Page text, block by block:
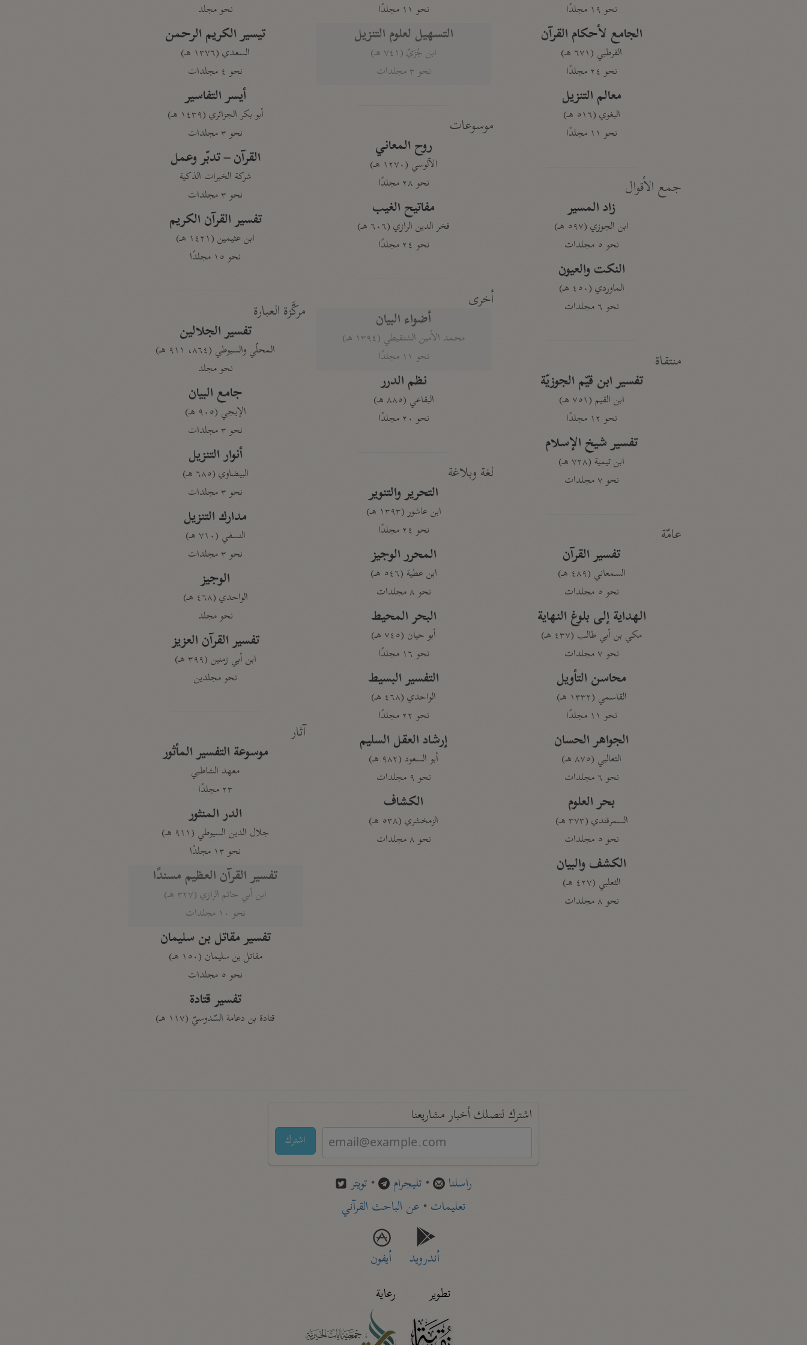
نحو ١٩ مجلدًا
الجامع لأحكام القرآن
القرطبي (٦٧١ هـ)
نحو ٢٤ مجلدًا
معالم التنزيل
البغوي (٥١٦ هـ)
نحو ١١ مجلدًا
جمع الأقوال
زاد المسير
ابن الجوزي (٥٩٧ هـ)
نحو ٥ مجلدات
النكت والعيون
الماوردي (٤٥٠ هـ)
نحو ٦ مجلدات
منتقاة
تفسير ابن قيّم الجوزيّة
ابن القيم (٧٥١ هـ)
نحو ١٢ مجلدًا
تفسير شيخ الإسلام
ابن تيمية (٧٢٨ هـ)
نحو ٧ مجلدات
عامّة
تفسير القرآن
السمعاني (٤٨٩ هـ)
نحو ٥ مجلدات
الهداية إلى بلوغ النهاية
مكي بن أبي طالب (٤٣٧ هـ)
نحو ٧ مجلدات
محاسن التأويل
القاسمي (١٣٣٢ هـ)
نحو ١١ مجلدًا
الجواهر الحسان
الثعالبي (٨٧٥ هـ)
نحو ٦ مجلدات
بحر العلوم
السمرقندي (٣٧٣ هـ)
نحو ٥ مجلدات
الكشف والبيان
الثعلبي (٤٢٧ هـ)
نحو ٨ مجلدات
نحو ١١ مجلدًا
التسهيل لعلوم التنزيل
ابن جُزَيّ (٧٤١ هـ)
نحو ٣ مجلدات
موسوعات
روح المعاني
الآلوسي (١٢٧٠ هـ)
نحو ٢٨ مجلدًا
مفاتيح الغيب
فخر الدين الرازي (٦٠٦ هـ)
نحو ٢٤ مجلدًا
أخرى
أضواء البيان
محمد الأمين الشنقيطي (١٣٩٤ هـ)
نحو ١١ مجلدًا
نظم الدرر
البقاعي (٨٨٥ هـ)
نحو ٢٠ مجلدًا
لغة وبلاغة
التحرير والتنوير
ابن عاشور (١٣٩٣ هـ)
نحو ٢٤ مجلدًا
المحرر الوجيز
ابن عطية (٥٤٦ هـ)
نحو ٨ مجلدات
البحر المحيط
أبو حيان (٧٤٥ هـ)
نحو ١٦ مجلدًا
التفسير البسيط
الواحدي (٤٦٨ هـ)
نحو ٢٢ مجلدًا
إرشاد العقل السليم
أبو السعود (٩٨٢ هـ)
نحو ٩ مجلدات
الكشاف
الزمخشري (٥٣٨ هـ)
نحو ٨ مجلدات
نحو مجلد
تيسير الكريم الرحمن
السعدي (١٣٧٦ هـ)
نحو ٤ مجلدات
أيسر التفاسير
أبو بكر الجزائري (١٤٣٩ هـ)
نحو ٣ مجلدات
القرآن – تدبّر وعمل
شركة الخبرات الذكية
نحو ٣ مجلدات
تفسير القرآن الكريم
ابن عثيمين (١٤٢١ هـ)
نحو ١٥ مجلدًا
مركَّزة العبارة
تفسير الجلالين
المحلّي والسيوطي (٨٦٤، ٩١١ هـ)
نحو مجلد
جامع البيان
الإيجي (٩٠٥ هـ)
نحو ٣ مجلدات
أنوار التنزيل
البيضاوي (٦٨٥ هـ)
نحو ٣ مجلدات
مدارك التنزيل
النسفي (٧١٠ هـ)
نحو ٣ مجلدات
الوجيز
الواحدي (٤٦٨ هـ)
نحو مجلد
تفسير القرآن العزيز
ابن أبي زمنين (٣٩٩ هـ)
نحو مجلدين
آثار
موسوعة التفسير المأثور
معهد الشاطبي
٢٣ مجلدًا
الدر المنثور
جلال الدين السيوطي (٩١١ هـ)
نحو ١٣ مجلدًا
تفسير القرآن العظيم مسندًا
ابن أبي حاتم الرازي (٣٢٧ هـ)
نحو ١٠ مجلدات
تفسير مقاتل بن سليمان
مقاتل بن سليمان (١٥٠ هـ)
نحو ٥ مجلدات
تفسير قتادة
قتادة بن دعامة السّدوسيّ (١١٧ هـ)
اشترك لتصلك أخبار مشاريعنا
اشترك
راسلنا • تليجرام • تويتر
تعليمات• عن الباحث القرآني
أندرويد
أيفون
تطوير
رعاية